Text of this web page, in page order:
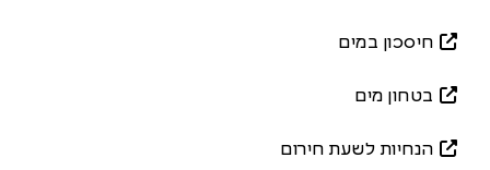
חיסכון במים
בטחון מים
הנחיות לשעת חירום